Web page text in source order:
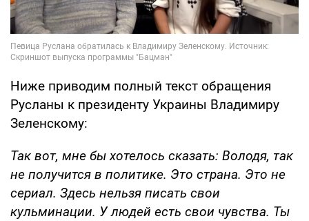
Ниже приводим полный текст обращения
Русланы к президенту Украины Владимиру
Зеленскому:
Так вот, мне бы хотелось сказать: Володя, так
не получится в политике. Это страна. Это не
сериал. Здесь нельзя писать свои
кульминации. У людей есть свои чувства. Ты